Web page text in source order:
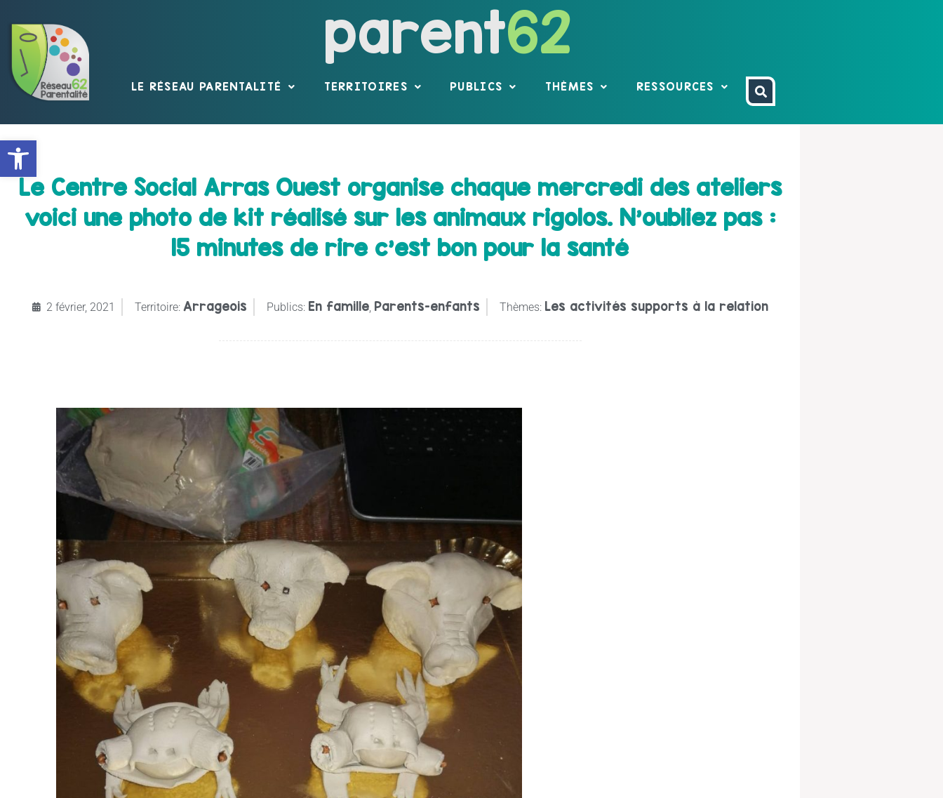
Ouvrir la barre d’outils
parent62
LE RÉSEAU PARENTALITÉ TERRITOIRES PUBLICS THÈMES RESSOURCES
Le Centre Social Arras Ouest organise chaque mercredi des ateliers
voici une photo de kit réalisé sur les animaux rigolos. N’oubliez pas :
15 minutes de rire c’est bon pour la santé
2 février, 2021 Territoire: Arrageois Publics: En famille Parents-enfants Thèmes: Les activités supports à la relation